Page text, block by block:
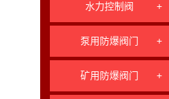
水力控制阀 +
泵用防爆阀门 +
矿用防爆阀门 +